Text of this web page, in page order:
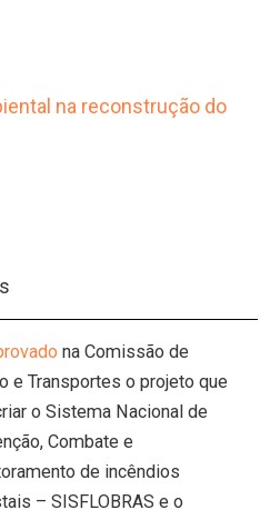
na reconstrução do
na Comissão de
e Transportes o projeto que
o Sistema Nacional de
Combate e
de incêndios
– SISFLOBRAS e o